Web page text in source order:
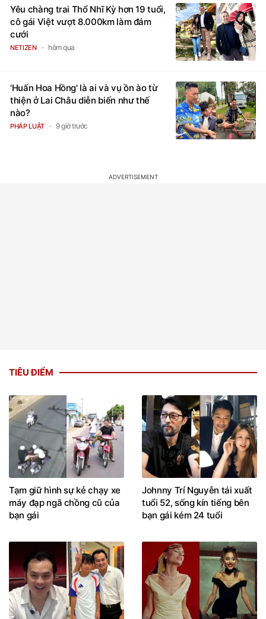
Yêu chàng trai Thổ Nhĩ Kỳ hơn 19 tuổi,
cô gái Việt vượt 8.000km làm đám
cưới
NETIZEN hôm qua
'Huấn Hoa Hồng' là ai và vụ ồn ào từ
thiện ở Lai Châu diễn biến như thế
nào?
PHÁP LUẬT 9 giờ trước
TIÊU ĐIỂM
Tạm giữ hình sự kẻ chạy xe
máy đạp ngã chồng cũ của
bạn gái
Johnny Trí Nguyễn tái xuất
tuổi 52, sống kín tiếng bên
bạn gái kém 24 tuổi